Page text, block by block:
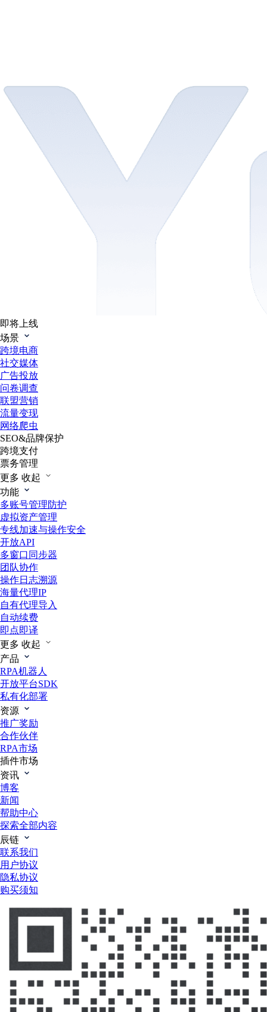
即将上线
场景
跨境电商
社交媒体
广告投放
问卷调查
联盟营销
流量变现
网络爬虫
SEO&品牌保护
跨境支付
票务管理
更多 收起
功能
多账号管理防护
虚拟资产管理
专线加速与操作安全
开放API
多窗口同步器
团队协作
操作日志溯源
海量代理IP
自有代理导入
自动续费
即点即译
更多 收起
产品
RPA机器人
开放平台SDK
私有化部署
资源
推广奖励
合作伙伴
RPA市场
插件市场
资讯
博客
新闻
帮助中心
探索全部内容
辰链
联系我们
用户协议
隐私协议
购买须知